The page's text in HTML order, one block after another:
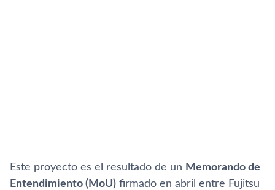
Este proyecto es el resultado de un Memorando de
Entendimiento (MoU) firmado en abril entre Fujitsu